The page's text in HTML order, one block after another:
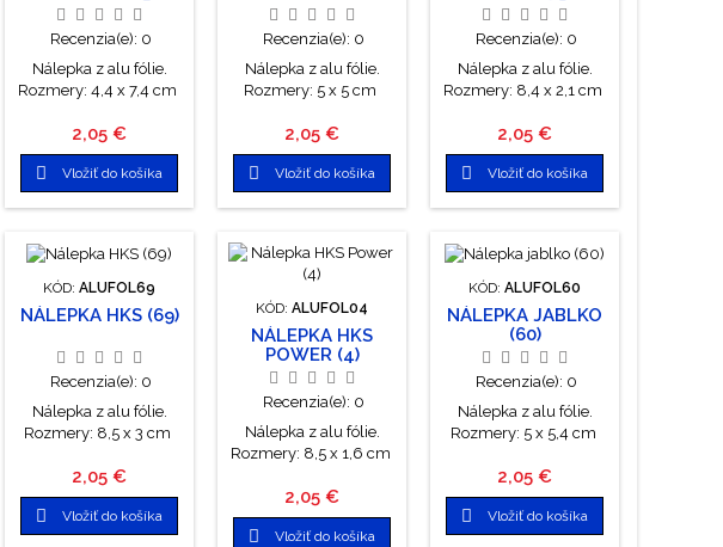
Recenzia(e): 0
Nálepka z alu fólie.
Rozmery: 4,4 x 7,4 cm
Cena
2,05 €
 Vložiť do košíka
(62)
Recenzia(e): 0
Nálepka z alu fólie.
Rozmery: 5 x 5 cm
Cena
2,05 €
 Vložiť do košíka
Recenzia(e): 0
Nálepka z alu fólie.
Rozmery: 8,4 x 2,1 cm
Cena
2,05 €
 Vložiť do košíka
KÓD: ALUFOL69
NÁLEPKA HKS (69)
Recenzia(e): 0
Nálepka z alu fólie.
Rozmery: 8,5 x 3 cm
Cena
2,05 €
 Vložiť do košíka
KÓD: ALUFOL04
NÁLEPKA HKS
POWER (4)
Recenzia(e): 0
Nálepka z alu fólie.
Rozmery: 8,5 x 1,6 cm
Cena
2,05 €
 Vložiť do košíka
KÓD: ALUFOL60
NÁLEPKA JABLKO
(60)
Recenzia(e): 0
Nálepka z alu fólie.
Rozmery: 5 x 5,4 cm
Cena
2,05 €
 Vložiť do košíka